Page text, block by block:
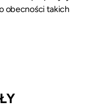
obecności takich